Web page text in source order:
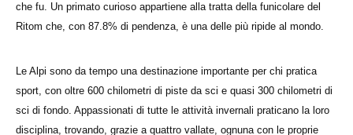
che fu. Un primato curioso appartiene alla tratta della funicolare del
Ritom che, con 87.8% di pendenza, è una delle più ripide al mondo.
Le Alpi sono da tempo una destinazione importante per chi pratica
sport, con oltre 600 chilometri di piste da sci e quasi 300 chilometri di
sci di fondo. Appassionati di tutte le attività invernali praticano la loro
disciplina, trovando, grazie a quattro vallate, ognuna con le proprie